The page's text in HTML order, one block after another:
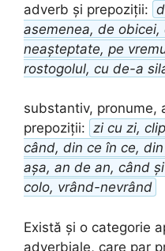
adverb și prepoziții:
asemenea, de
neașteptate, pe
rostogolul, cu de-a
substantiv, pronume,
prepoziții: zi cu zi,
când, din ce în ce,
așa, an de an, când
colo, vrând-nevrând
Există și o categorie
adverbiale, care par